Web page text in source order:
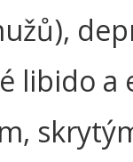
libido a